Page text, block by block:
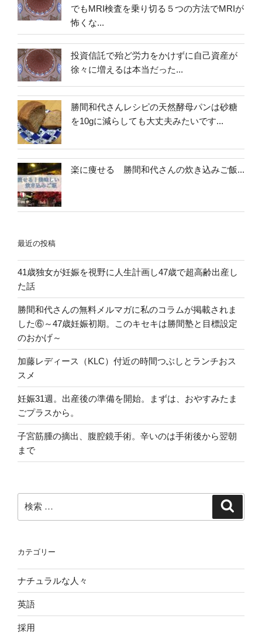
務
内
容
の
紹
介”
の
でもMRI検査を乗り切る５つの方法でMRIが
怖くな...
投資信託で殆ど労力をかけずに自己資産が
徐々に増えるは本当だった...
勝間和代さんレシピの天然酵母パンは砂糖
を10gに減らしても大丈夫みたいです...
楽に痩せる 勝間和代さんの炊き込みご飯...
最近の投稿
41歳独女が妊娠を視野に人生計画し47歳で超高齢出産し
た話
勝間和代さんの無料メルマガに私のコラムが掲載されま
した⑥～47歳妊娠初期。このキセキは勝間塾と目標設定
のおかげ～
加藤レディース（KLC）付近の時間つぶしとランチおス
スメ
妊娠31週。出産後の準備を開始。まずは、おやすみたま
ごプラスから。
子宮筋腫の摘出、腹腔鏡手術。辛いのは手術後から翌朝
まで
検
索:
カテゴリー
ナチュラルな人々
英語
採用